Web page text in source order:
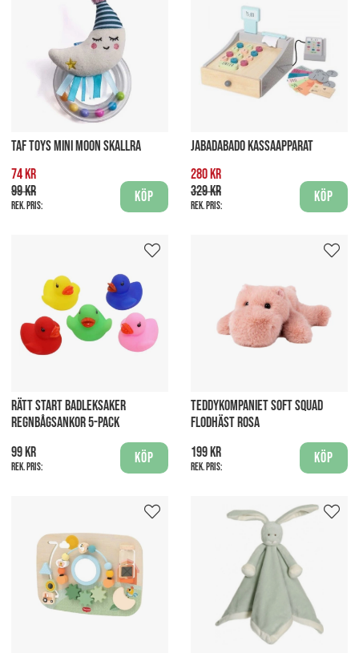
TAF TOYS MINI MOON SKALLRA
74 kr
99 kr
Rek. pris:
Köp
JABADABADO KASSAAPPARAT
280 kr
329 kr
Rek. pris:
Köp
RÄTT START BADLEKSAKER
REGNBÅGSANKOR 5-PACK
99 kr
Rek. pris:
Köp
TEDDYKOMPANIET SOFT SQUAD
FLODHÄST ROSA
199 kr
Rek. pris:
Köp